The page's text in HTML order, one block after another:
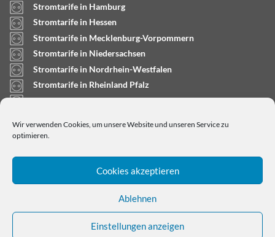
Wir verwenden Cookies, um unsere Website und unseren Service zu
optimieren.
Cookies akzeptieren
Ablehnen
Einstellungen anzeigen
Stromtarife in Hamburg
Stromtarife in Hessen
Stromtarife in Mecklenburg-Vorpommern
Stromtarife in Niedersachsen
Stromtarife in Nordrhein-Westfalen
Stromtarife in Rheinland Pfalz
Stromtarife in Saarland
Stromtarife in Schleswig-Holstein
Copyright © 2024stromtarifrechner.org